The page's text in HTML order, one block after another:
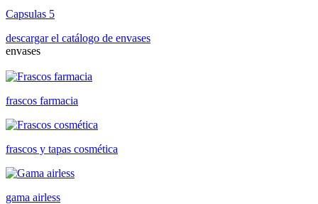
Capsulas 5
descargar el catálogo de envases
envases
frascos farmacia
frascos y tapas cosmética
gama airless